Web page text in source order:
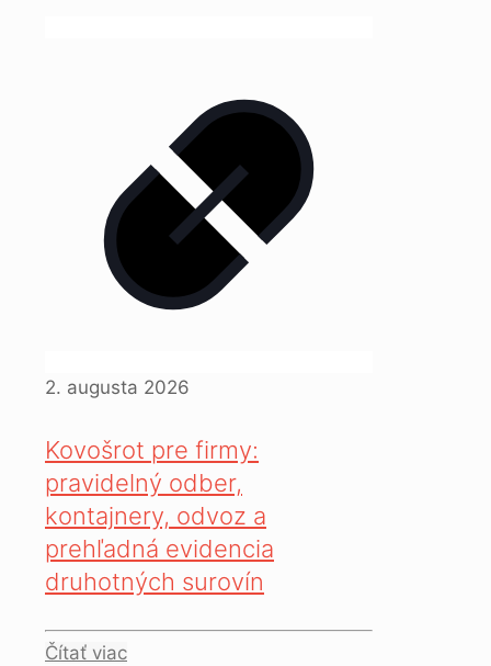
2. augusta 2026
Kovošrot pre firmy:
pravidelný odber,
kontajnery, odvoz a
prehľadná evidencia
druhotných surovín
Čítať viac